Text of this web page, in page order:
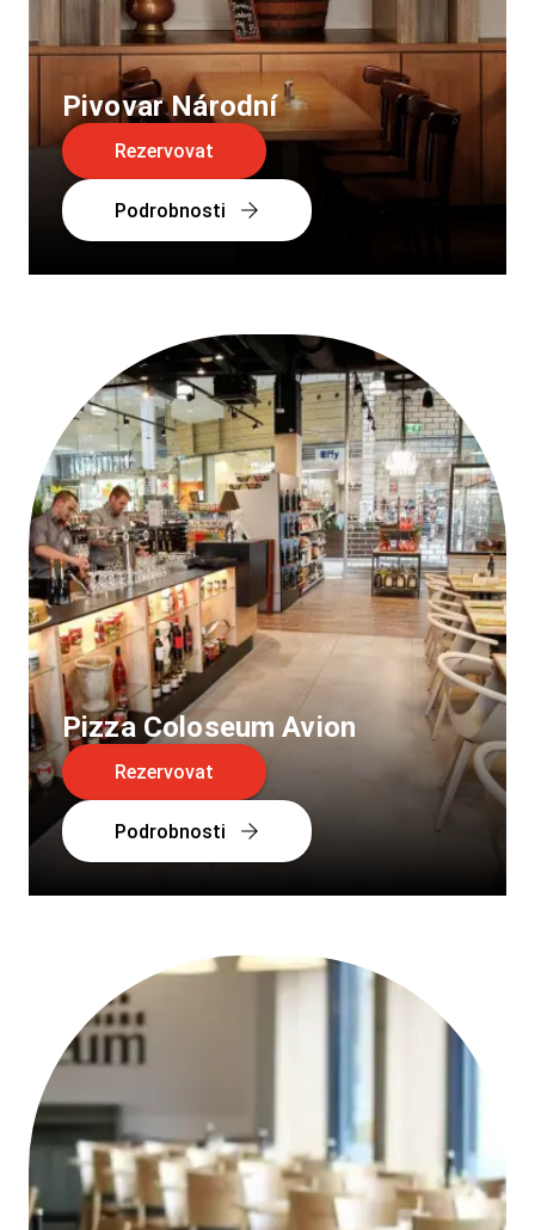
Pivovar Národní
Rezervovat
Podrobnosti
Pizza Coloseum Avion
Rezervovat
Podrobnosti